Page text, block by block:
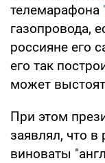
телемарафона
газопровода,
россияне его
его так
может
При этом
заявлял, что в
виноваты